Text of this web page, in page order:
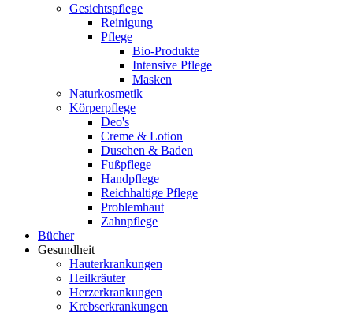
Gesichtspflege
Reinigung
Pflege
Bio-Produkte
Intensive Pflege
Masken
Naturkosmetik
Körperpflege
Deo's
Creme & Lotion
Duschen & Baden
Fußpflege
Handpflege
Reichhaltige Pflege
Problemhaut
Zahnpflege
Bücher
Gesundheit
Hauterkrankungen
Heilkräuter
Herzerkrankungen
Krebserkrankungen